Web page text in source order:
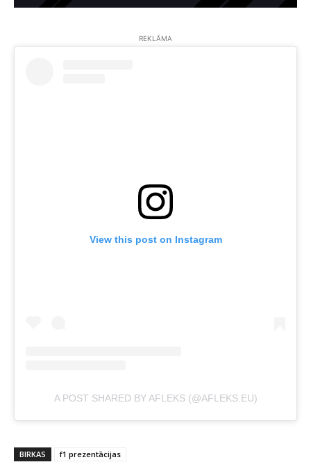
REKLĀMA
View this post on Instagram
A POST SHARED BY AFLEKS (@AFLEKS.EU)
BIRKAS f1 prezentācijas